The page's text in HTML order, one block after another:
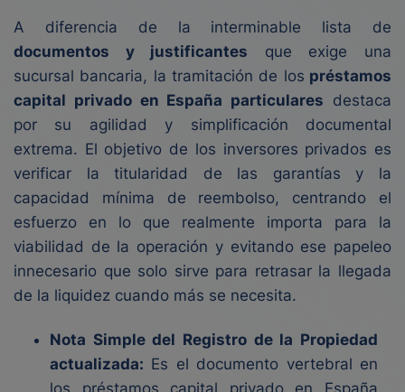
A diferencia de la interminable lista de
documentos y justificantes que exige una
sucursal bancaria, la tramitación de los préstamos
capital privado en España particulares destaca
por su agilidad y simplificación documental
extrema. El objetivo de los inversores privados es
verificar la titularidad de las garantías y la
capacidad mínima de reembolso, centrando el
esfuerzo en lo que realmente importa para la
viabilidad de la operación y evitando ese papeleo
innecesario que solo sirve para retrasar la llegada
de la liquidez cuando más se necesita.
Nota Simple del Registro de la Propiedad
actualizada: Es el documento vertebral en
los préstamos capital privado en España